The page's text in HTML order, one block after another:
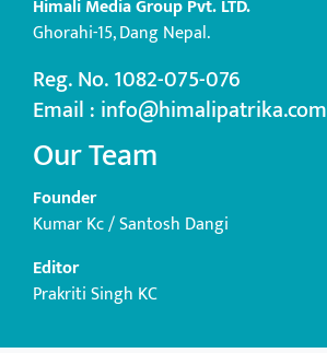
Himali Media Group Pvt. LTD.
Ghorahi-15, Dang Nepal.
Reg. No. 1082-075-076
Email : info@himalipatrika.com
Our Team
Founder
Kumar Kc / Santosh Dangi
Editor
Prakriti Singh KC